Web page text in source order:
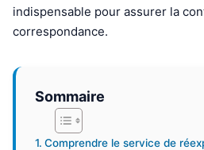
indispensable pour assurer la
correspondance.
Sommaire
Comprendre le service de